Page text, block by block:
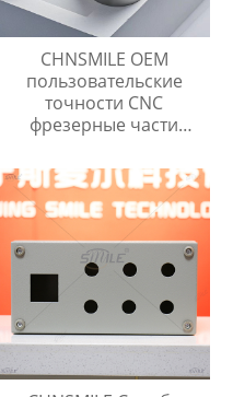
CHNSMILE OEM
пользовательские
точности CNC
фрезерные части
промышленных
металлических изделий
CNC обработки службы